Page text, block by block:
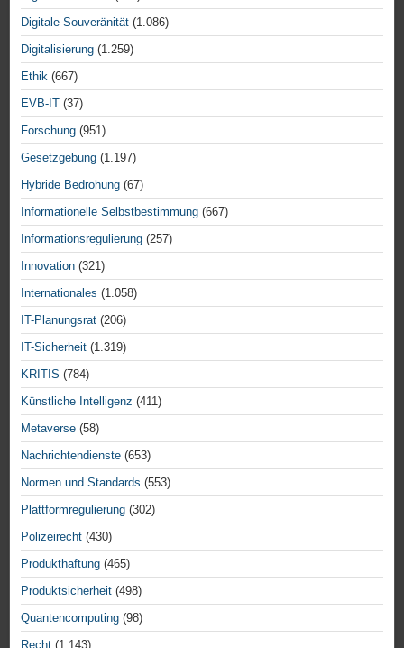
Digitale Souveränität (1.086)
Digitalisierung (1.259)
Ethik (667)
EVB-IT (37)
Forschung (951)
Gesetzgebung (1.197)
Hybride Bedrohung (67)
Informationelle Selbstbestimmung (667)
Informationsregulierung (257)
Innovation (321)
Internationales (1.058)
IT-Planungsrat (206)
IT-Sicherheit (1.319)
KRITIS (784)
Künstliche Intelligenz (411)
Metaverse (58)
Nachrichtendienste (653)
Normen und Standards (553)
Plattformregulierung (302)
Polizeirecht (430)
Produkthaftung (465)
Produktsicherheit (498)
Quantencomputing (98)
Recht (1.143)